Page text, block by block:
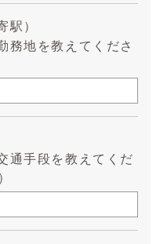
駅）
務地を教えてくださ
通手段を教えてくだ